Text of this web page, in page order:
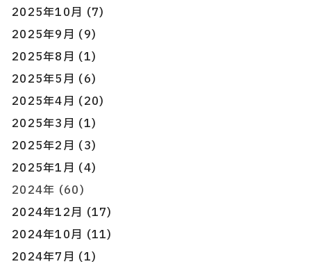
2025年10月 (7)
2025年9月 (9)
2025年8月 (1)
2025年5月 (6)
2025年4月 (20)
2025年3月 (1)
2025年2月 (3)
2025年1月 (4)
2024年 (60)
2024年12月 (17)
2024年10月 (11)
2024年7月 (1)